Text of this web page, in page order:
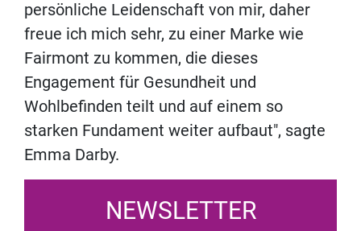
persönliche Leidenschaft von mir, daher
freue ich mich sehr, zu einer Marke wie
Fairmont zu kommen, die dieses
Engagement für Gesundheit und
Wohlbefinden teilt und auf einem so
starken Fundament weiter aufbaut", sagte
Emma Darby.
NEWSLETTER